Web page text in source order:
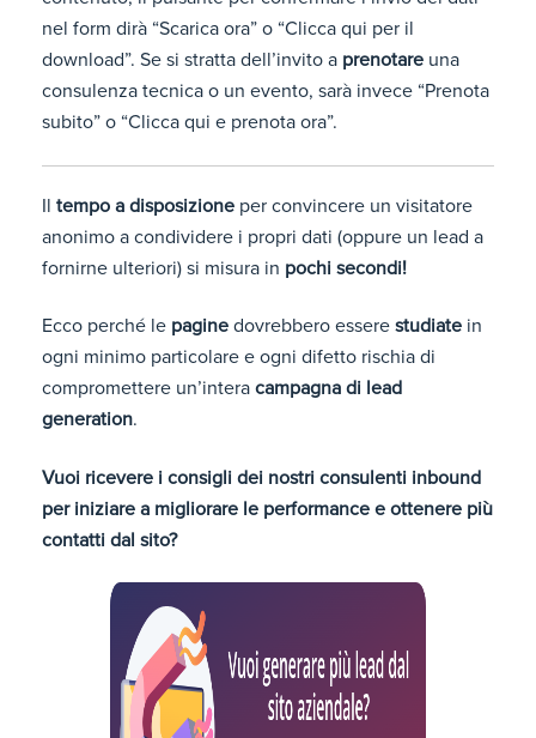
nel form dirà “Scarica ora” o “Clicca qui per il
download”. Se si stratta dell’invito a prenotare una
consulenza tecnica o un evento, sarà invece “Prenota
subito” o “Clicca qui e prenota ora”.
Il tempo a disposizione per convincere un visitatore
anonimo a condividere i propri dati (oppure un lead a
fornirne ulteriori) si misura in pochi secondi!
Ecco perché le pagine dovrebbero essere studiate in
ogni minimo particolare e ogni difetto rischia di
compromettere un’intera campagna di lead
generation.
Vuoi ricevere i consigli dei nostri consulenti inbound
per iniziare a migliorare le performance e ottenere più
contatti dal sito?